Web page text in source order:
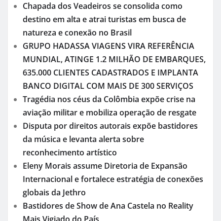
Chapada dos Veadeiros se consolida como
destino em alta e atrai turistas em busca de
natureza e conexão no Brasil
GRUPO HADASSA VIAGENS VIRA REFERÊNCIA
MUNDIAL, ATINGE 1.2 MILHÃO DE EMBARQUES,
635.000 CLIENTES CADASTRADOS E IMPLANTA
BANCO DIGITAL COM MAIS DE 300 SERVIÇOS
Tragédia nos céus da Colômbia expõe crise na
aviação militar e mobiliza operação de resgate
Disputa por direitos autorais expõe bastidores
da música e levanta alerta sobre
reconhecimento artístico
Eleny Morais assume Diretoria de Expansão
Internacional e fortalece estratégia de conexões
globais da Jethro
Bastidores de Show de Ana Castela no Reality